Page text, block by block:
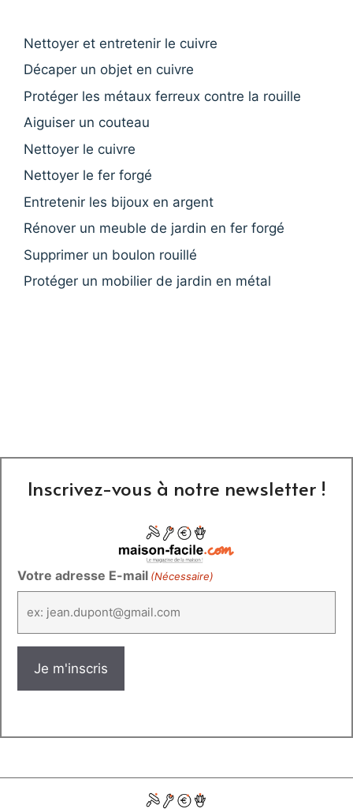
Nettoyer et entretenir le cuivre
Décaper un objet en cuivre
Protéger les métaux ferreux contre la rouille
Aiguiser un couteau
Nettoyer le cuivre
Nettoyer le fer forgé
Entretenir les bijoux en argent
Rénover un meuble de jardin en fer forgé
Supprimer un boulon rouillé
Protéger un mobilier de jardin en métal
Inscrivez-vous à notre newsletter !
Votre adresse E-mail (Nécessaire)